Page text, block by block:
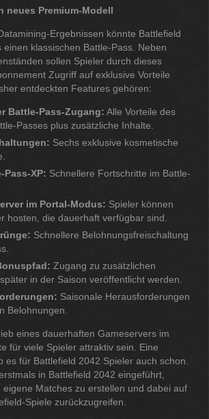
neues Premium-Modell
Ergebnissen könnte Battlefield
einen klassischen Battle-Pass. Neben
sollen Spieler durch dieses
Zugriff auf exklusive Vorteile
entdeckten Features gehören:
Battle-Pass-Zugang: Alle Vorteile des
Passes plus zusätzliche Inhalte.
Sechs exklusive kosmetische
Pass-XP: Schnellere Fortschritte im Battle-
im Portal-Modus: Spieler können
hosten, die dauerhaft verfügbar sind.
Schnellere Belohnungsfreischaltung
Zugang zu zusätzlichen
in der Saison veröffentlicht werden.
Saisonale Herausforderungen
Belohnungen.
eines dauerhaften Gameservers im
für viele Spieler attraktiv sein. Eine
es für Battlefield 2042 Spieler auch schon.
in Battlefield 2042 eingeführt,
Matches zu erstellen und dabei auf
Spiele zurückzugreifen.